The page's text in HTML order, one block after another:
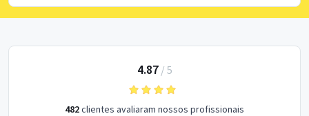
4.87/ 5
482clientes avaliaram nossos profissionais